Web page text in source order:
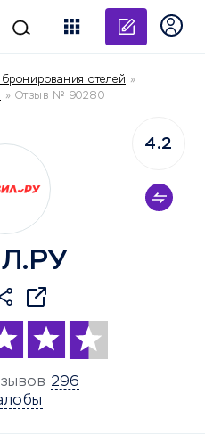
отелей »
» Отзыв № 90280
296
4.2